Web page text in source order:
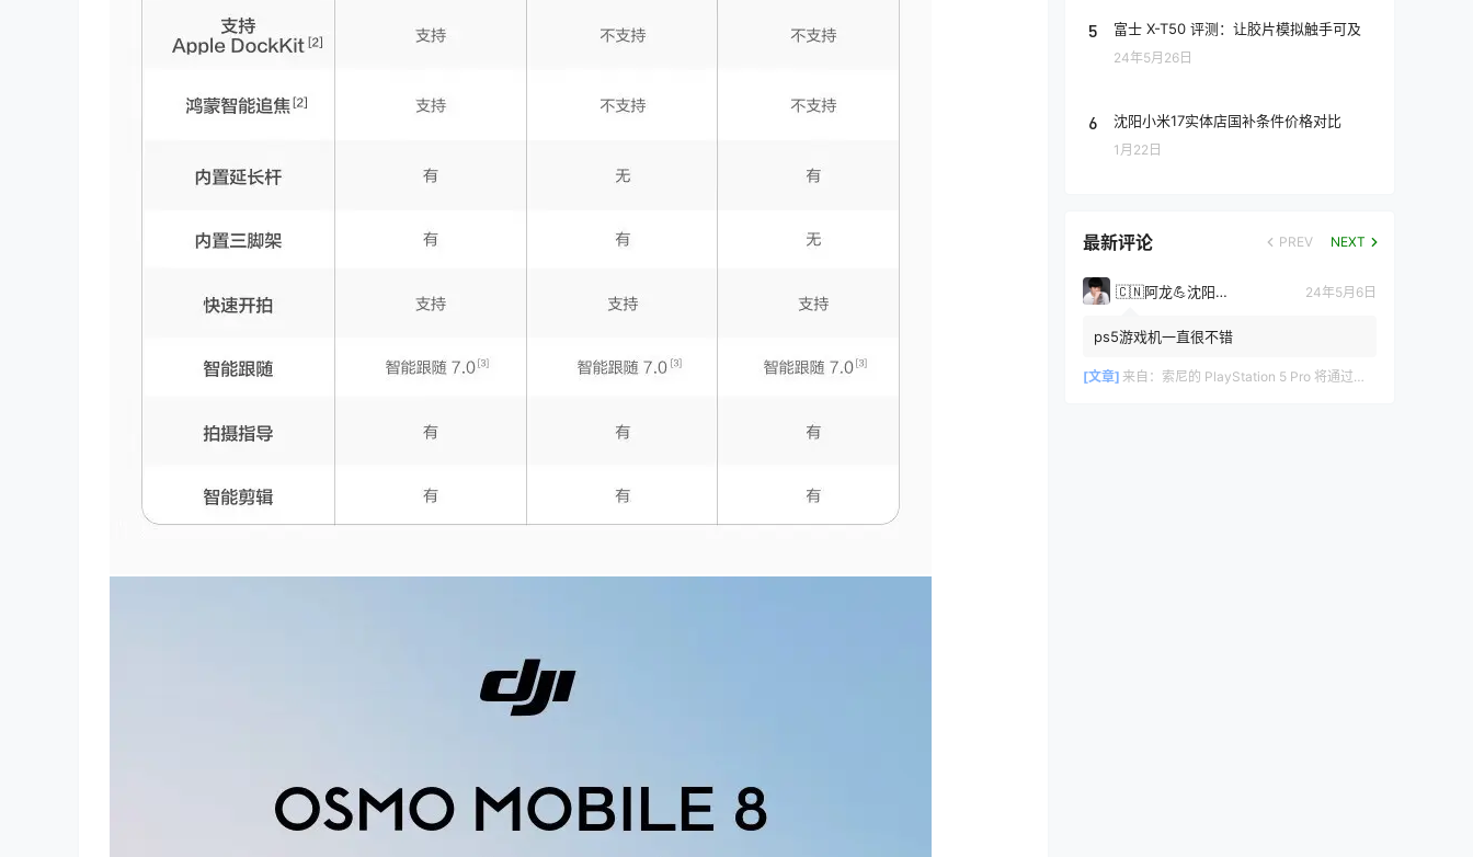
5 富士 X-T50 评测：让胶片模拟触手可及
24年5月26日
6 沈阳小米17实体店国补条件价格对比
1月22日
最新评论 PREV NEXT
🇨🇳阿龙💪沈阳手机网 24年5月6日
ps5游戏机一直很不错
[文章] 来自： 索尼的 PlayStation 5 Pro 将通过增强的 GPU 和更快的内存带宽提高标准